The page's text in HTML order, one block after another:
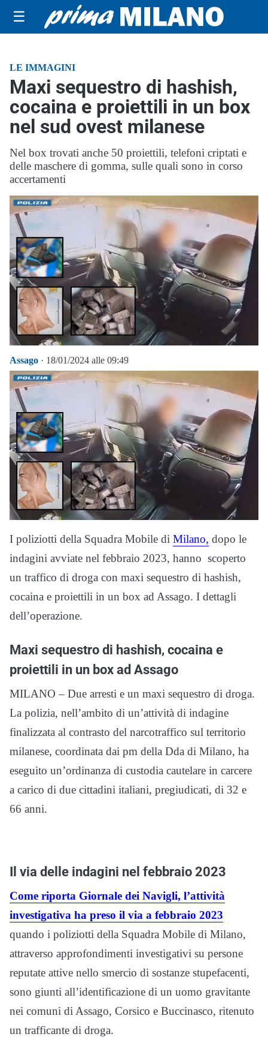
☰
LE IMMAGINI
Maxi sequestro di hashish,
cocaina e proiettili in un box
nel sud ovest milanese
Nel box trovati anche 50 proiettili, telefoni criptati e
delle maschere di gomma, sulle quali sono in corso
accertamenti
Assago · 18/01/2024 alle 09:49
I poliziotti della Squadra Mobile di Milano, dopo le
indagini avviate nel febbraio 2023, hanno scoperto
un traffico di droga con maxi sequestro di hashish,
cocaina e proiettili in un box ad Assago. I dettagli
dell’operazione.
Maxi sequestro di hashish, cocaina e
proiettili in un box ad Assago
MILANO – Due arresti e un maxi sequestro di droga.
La polizia, nell’ambito di un’attività di indagine
finalizzata al contrasto del narcotraffico sul territorio
milanese, coordinata dai pm della Dda di Milano, ha
eseguito un’ordinanza di custodia cautelare in carcere
a carico di due cittadini italiani, pregiudicati, di 32 e
66 anni.
Il via delle indagini nel febbraio 2023
Come riporta Giornale dei Navigli, l’attività
investigativa ha preso il via a febbraio 2023
quando i poliziotti della Squadra Mobile di Milano,
attraverso approfondimenti investigativi su persone
reputate attive nello smercio di sostanze stupefacenti,
sono giunti all’identificazione di un uomo gravitante
nei comuni di Assago, Corsico e Buccinasco, ritenuto
un trafficante di droga.